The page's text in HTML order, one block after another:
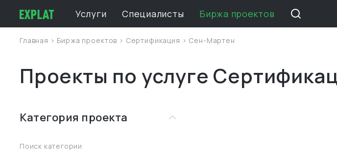
Услуги Специалисты Биржа проектов
Главная > Биржа проектов > Сертификация > Сен-Мартен
Проекты по услуге
Категория проекта
Поиск категории